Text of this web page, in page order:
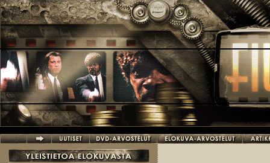
Hyppää pääsisältöön